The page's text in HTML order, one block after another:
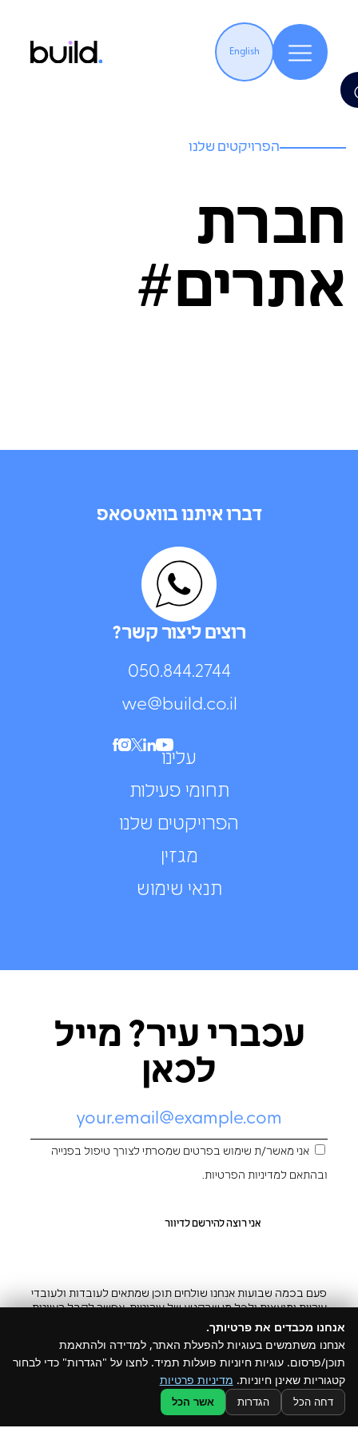
English
הפרויקטים שלנו
חברת
אתרים#
עלינו
תחומי פעילות
הפרויקטים שלנו
מגזין
תנאי שימוש
דברו איתנו בוואטסאפ
רוצים ליצור קשר?
050.844.2744⁩
we@build.co.il
עכברי עיר? מייל
לכאן
אני מאשר/ת שימוש בפרטים שמסרתי לצורך טיפול בפנייה
ובהתאם למדיניות הפרטיות.
פעם בכמה שבועות אנחנו שולחים תוכן שמתאים לעובדות ולעובדי
עיריות ומועצות ולכל מי שבקטע של עירוניות. אפשר לקבל רעיונות
@ כל הזכויות שמורות ל –Build
אנחנו מכבדים את פרטיותך.
אנחנו משתמשים בעוגיות להפעלת האתר, למדידה ולהתאמת
תוכן/פרסום. עוגיות חיוניות פועלות תמיד. לחצו על "הגדרות" כדי לבחור
קטגוריות שאינן חיוניות. מדיניות פרטיות
דחה הכל הגדרות אשר הכל